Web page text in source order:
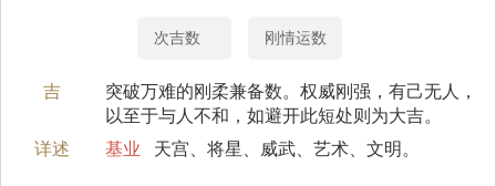
次吉数 刚情运数
吉
突破万难的刚柔兼备数。权威刚强，有己无人，
以至于与人不和，如避开此短处则为大吉。
详述
基业 天宫、将星、威武、艺术、文明。